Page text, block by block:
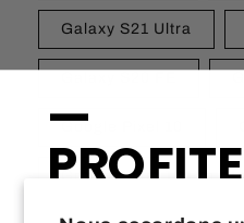
Galaxy S21 Ultra
Google Pixel 10 Pro XL
—